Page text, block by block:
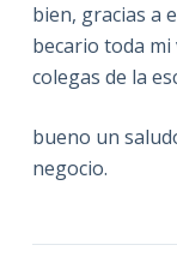
bien, gracias a
becario toda
colegas de la
bueno un
negocio.